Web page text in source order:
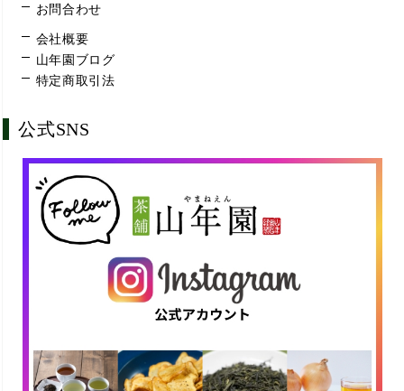
お問合わせ
会社概要
山年園ブログ
特定商取引法
公式SNS